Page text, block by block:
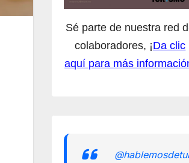
Sé parte de nuestra red
colaboradores, ¡Da clic
aquí para más